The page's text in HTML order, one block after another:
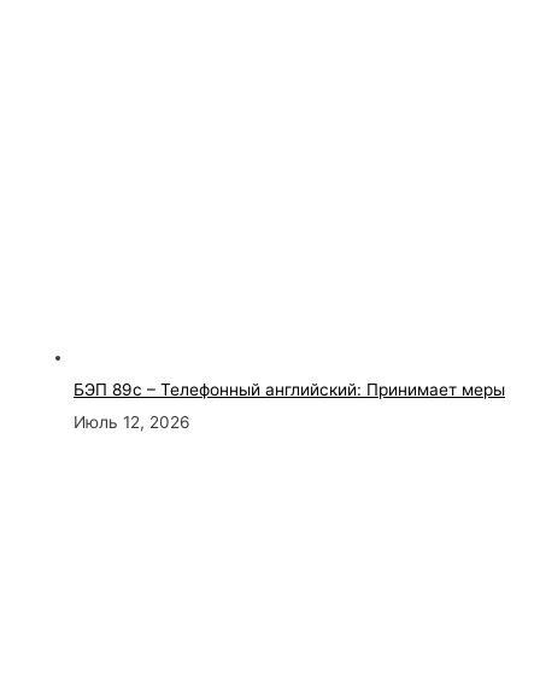
БЭП 89с – Телефонный английский: Принимает меры
Июль 12, 2026